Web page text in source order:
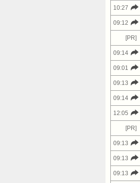
10:27
09:12
[PR]
09:14
09:01
09:13
09:14
12:05
[PR]
09:13
09:13
09:13